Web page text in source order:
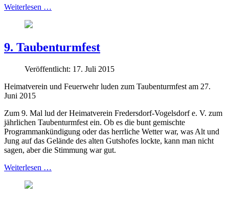
Weiterlesen …
9. Taubenturmfest
Veröffentlicht: 17. Juli 2015
Heimatverein und Feuerwehr luden zum Taubenturmfest am 27.
Juni 2015
Zum 9. Mal lud der Heimatverein Fredersdorf-Vogelsdorf e. V. zum
jährlichen Taubenturmfest ein. Ob es die bunt gemischte
Programmankündigung oder das herrliche Wetter war, was Alt und
Jung auf das Gelände des alten Gutshofes lockte, kann man nicht
sagen, aber die Stimmung war gut.
Weiterlesen …